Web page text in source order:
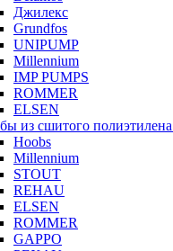
Джилекс
Grundfos
UNIPUMP
Millennium
IMP PUMPS
ROMMER
ELSEN
из сшитого полиэтилена
Hoobs
Millennium
STOUT
REHAU
ELSEN
ROMMER
GAPPO